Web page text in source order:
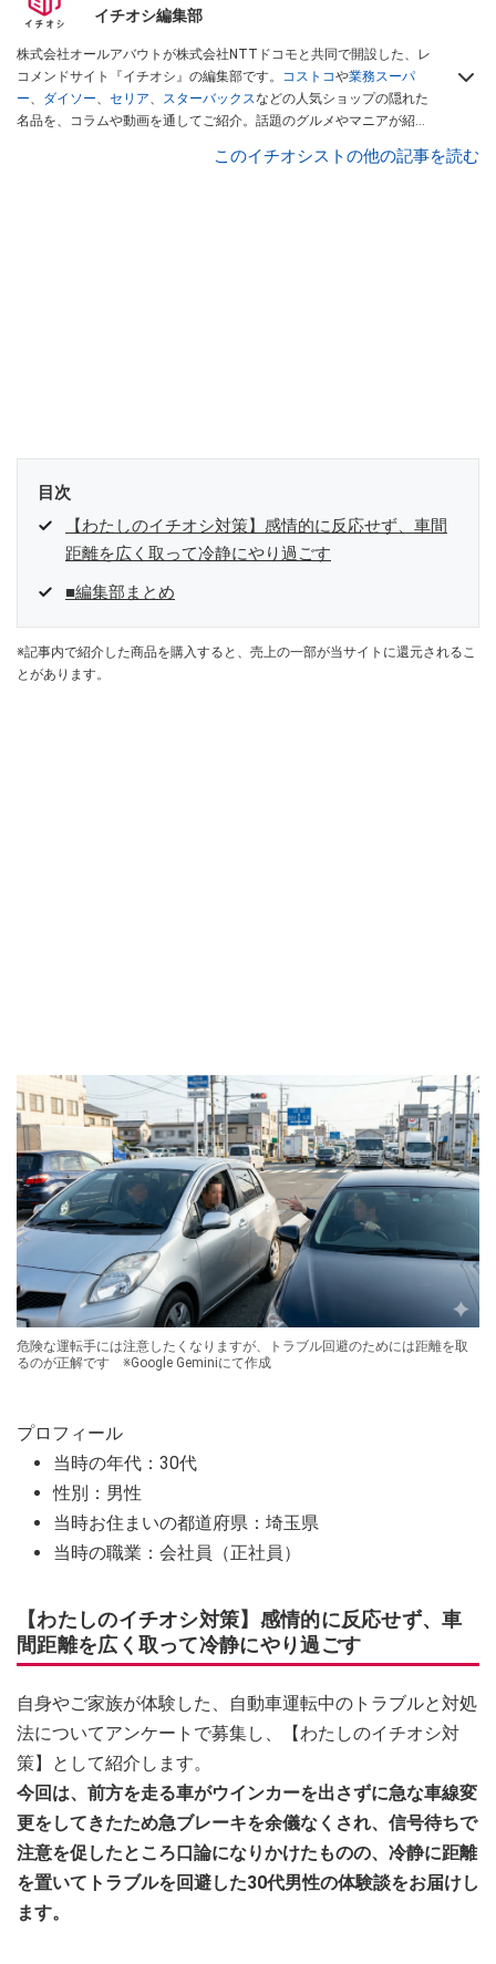
イチオシ編集部
株式会社オールアバウトが株式会社NTTドコモと共同で開設した、レ
コメンドサイト『イチオシ』の編集部です。 コストコや業務スーパ
ー、 ダイソー、 セリア、 スターバックスなどの人気ショップの隠れた
名品を、コラムや動画を通してご紹介。話題のグルメやマニアが紹介
インフルエンサーが実際に使用してレビューしています。毎日トレン
このイチオシストの他の記事を読む
目次
【わたしのイチオシ対策】感情的に反応せず、車間
距離を広く取って冷静にやり過ごす
■編集部まとめ
※記事内で紹介した商品を購入すると、売上の一部が当サイトに還元されるこ
とがあります。
危険な運転手には注意したくなりますが、トラブル回避のためには距離を取
るのが正解です ※Google Geminiにて作成
プロフィール
当時の年代：30代
性別：男性
当時お住まいの都道府県：埼玉県
当時の職業：会社員（正社員）
【わたしのイチオシ対策】感情的に反応せず、車
間距離を広く取って冷静にやり過ごす
自身やご家族が体験した、自動車運転中のトラブルと対処
法についてアンケートで募集し、【わたしのイチオシ対
策】として紹介します。
今回は、前方を走る車がウインカーを出さずに急な車線変
更をしてきたため急ブレーキを余儀なくされ、信号待ちで
注意を促したところ口論になりかけたものの、冷静に距離
を置いてトラブルを回避した30代男性の体験談をお届けし
ます。